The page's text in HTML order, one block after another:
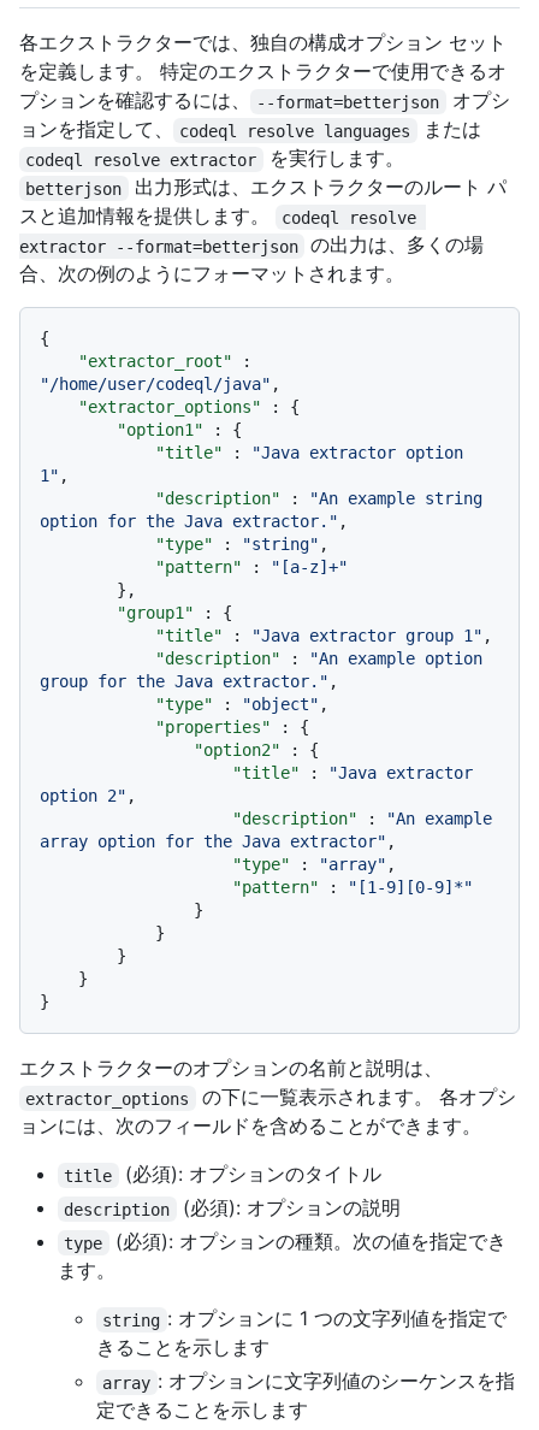
各エクストラクターでは、独自の構成オプション セット
を定義します。 特定のエクストラクターで使用できるオ
プションを確認するには、
--format=betterjson
オプシ
ョンを指定して、
codeql resolve languages または
codeql resolve extractor を実行します。
betterjson
出力形式は、エクストラクターのルート パ
スと追加情報を提供します。
codeql resolve
extractor --format=betterjson
の出力は、多くの場
合、次の例のようにフォーマットされます。
{
"extractor_root"
:
"/home/user/codeql/java" ,
"extractor_options"
:
{
"option1"
:
{
"title"
:
"Java extractor option
1" ,
"description"
:
"An example string
option for the Java extractor." ,
"type"
: "string" ,
"pattern"
:
"[a-z]+"
} ,
"group1"
:
{
"title"
: "Java extractor group 1" ,
"description"
:
"An example option
group for the Java extractor." ,
"type"
: "object" ,
"properties"
:
{
"option2"
:
{
"title"
:
"Java extractor
option 2" ,
"description"
:
"An example
array option for the Java extractor" ,
"type"
: "array" ,
"pattern"
:
"[1-9][0-9]*"
}
}
}
}
}
エクストラクターのオプションの名前と説明は、
extractor_options
の下に一覧表示されます。 各オプシ
ョンには、次のフィールドを含めることができます。
title (必須): オプションのタイトル
description (必須): オプションの説明
type
(必須): オプションの種類。次の値を指定でき
ます。
string : オプションに 1 つの文字列値を指定で
きることを示します
array : オプションに文字列値のシーケンスを指
定できることを示します